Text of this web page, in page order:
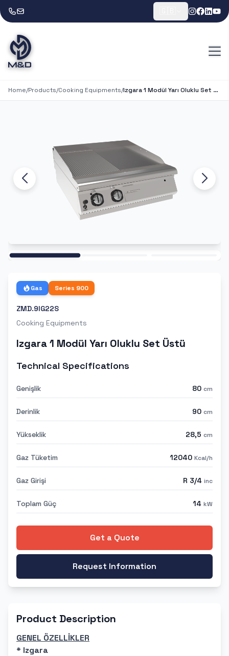
Home/Products/Cooking Equipments/ Izgara 1 Modül Yarı Oluklu Set Üstü
Gas Series 900
ZMD.9IG22S
Cooking Equipments
Izgara 1 Modül Yarı Oluklu Set Üstü
Technical Specifications
Genişlik 80 cm
Derinlik 90 cm
Yükseklik 28,5 cm
Gaz Tüketim 12040 Kcal/h
Gaz Girişi R 3/4 inc
Toplam Güç 14 kW
Get a Quote
Request Information
Product Description
GENEL ÖZELLİKLER
* Izgara